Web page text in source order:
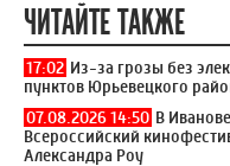
ЧИТАЙТЕ ТАКЖЕ
17:02 Из-за грозы без
пунктов Юрьевецкого
07.08.2026 14:50 В
Всероссийский
Александра Роу